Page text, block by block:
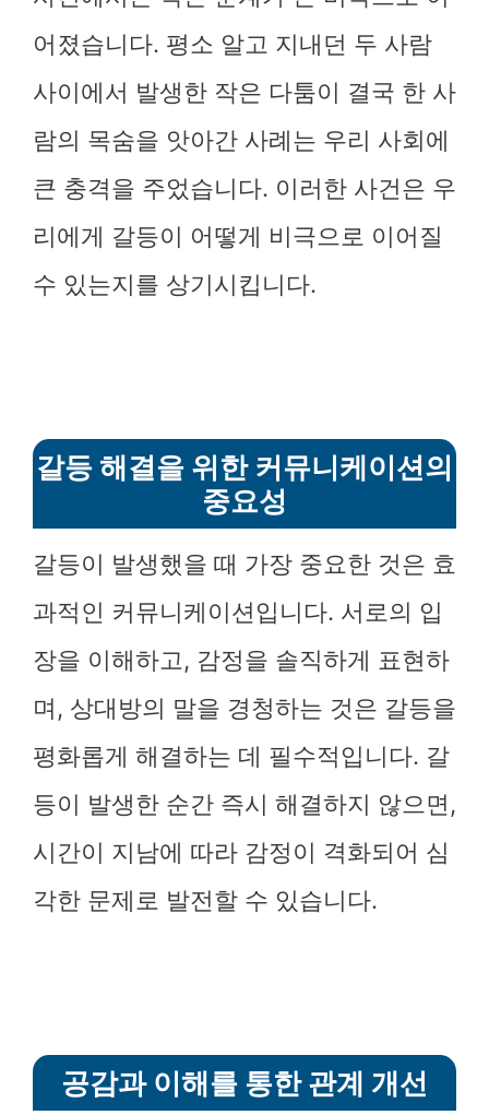
어졌습니다. 평소 알고 지내던 두 사람
사이에서 발생한 작은 다툼이 결국 한 사
람의 목숨을 앗아간 사례는 우리 사회에
큰 충격을 주었습니다. 이러한 사건은 우
리에게 갈등이 어떻게 비극으로 이어질
수 있는지를 상기시킵니다.
갈등 해결을 위한 커뮤니케이션의
중요성
갈등이 발생했을 때 가장 중요한 것은 효
과적인 커뮤니케이션입니다. 서로의 입
장을 이해하고, 감정을 솔직하게 표현하
며, 상대방의 말을 경청하는 것은 갈등을
평화롭게 해결하는 데 필수적입니다. 갈
등이 발생한 순간 즉시 해결하지 않으면,
시간이 지남에 따라 감정이 격화되어 심
각한 문제로 발전할 수 있습니다.
공감과 이해를 통한 관계 개선